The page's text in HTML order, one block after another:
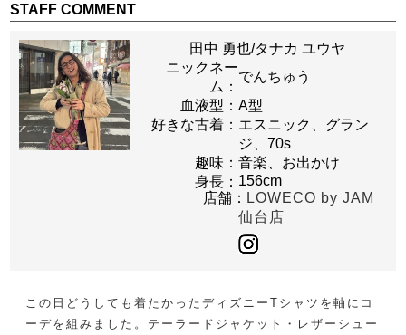
STAFF COMMENT
田中 勇也/タナカ ユウヤ
ニックネー
ム：
でんちゅう
血液型：A型
好きな古着： エスニック、グラン
ジ、70s
趣味：音楽、お出かけ
身長： 156cm
店舗： LOWECO by JAM
仙台店
この日どうしても着たかったディズニーTシャツを軸にコ
ーデを組みました。テーラードジャケット・レザーシュー